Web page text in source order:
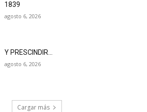
1839
agosto 6, 2026
Y PRESCINDIR…
agosto 6, 2026
Cargar más